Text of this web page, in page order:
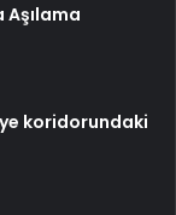
koridorundaki